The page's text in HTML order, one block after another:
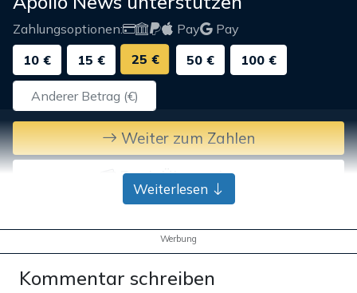
Zahlungsoptionen: Pay
Pay
10 €
15 € 25 € 50 € 100 €
Weiter zum Zahlen
Bank-Überweisung
Weiterlesen
Werbung
Kommentar schreiben